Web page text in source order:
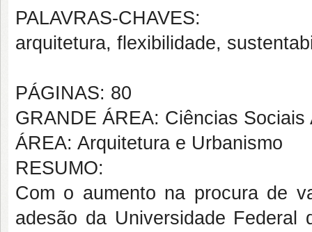
PALAVRAS-CHAVES:
arquitetura, flexibilidade,
PÁGINAS: 80
GRANDE ÁREA: Ciências Sociais
ÁREA: Arquitetura e Urbanismo
RESUMO:
Com o aumento na procura de
adesão da Universidade